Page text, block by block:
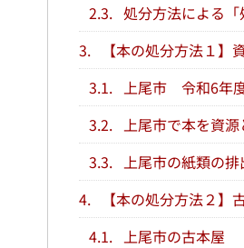
2.3. 処分方法による
3.
【本の処分方法１】
3.1.
上尾市 令和6年
3.2.
上尾市で本を資
3.3.
上尾市の紙類の
4.
【本の処分方法２】
4.1.
上尾市の古本屋